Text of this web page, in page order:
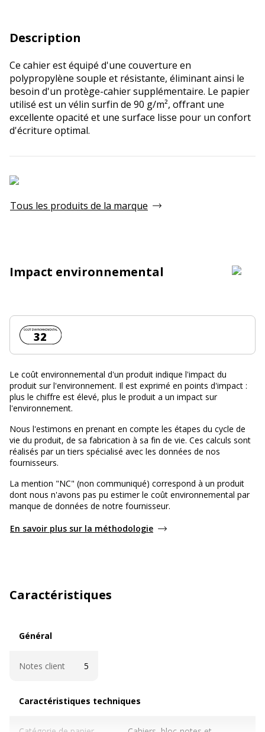
Description
Ce cahier est équipé d'une couverture en
polypropylène souple et résistante, éliminant ainsi le
besoin d'un protège-cahier supplémentaire. Le papier
utilisé est un vélin surfin de 90 g/m², offrant une
excellente opacité et une surface lisse pour un confort
d'écriture optimal.
Tous les produits de la marque
Impact environnemental
Coût environnemental :
32
Le coût environnemental d'un produit indique l'impact du
produit sur l'environnement. Il est exprimé en points d'impact :
plus le chiffre est élevé, plus le produit a un impact sur
l'environnement.
Nous l'estimons en prenant en compte les étapes du cycle de
vie du produit, de sa fabrication à sa fin de vie. Ces calculs sont
réalisés par un tiers spécialisé avec les données de nos
fournisseurs.
La mention "NC" (non communiqué) correspond à un produit
dont nous n'avons pas pu estimer le coût environnemental par
manque de données de notre fournisseur.
En savoir plus sur la méthodologie
Caractéristiques
Général
Notes client 5
Caractéristiques techniques